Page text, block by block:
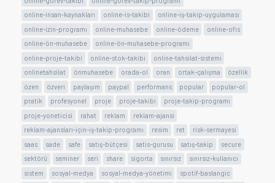
online-insan-kaynakları
online-is-takibi
online-iş-takip-uygulaması
online-izin-programı
online-muhasebe online-ödeme
online-ofis
online-ön-muhasebe
online-ön-muhasebe-programı
online-proje-takibi
online-stok-takibi
online-tahsilat-sistemi
onlinetahsilat
önmuhasebe orada-ol oran ortak-çalışma
özellik
özen
özveri paylaşım paypal performans popular
popular-ol
pratik
profesyonel proje proje-takibi
proje-takip-programı
proje-yoneticisi
rahat reklam
reklam-ajansi
reklam-ajansları-için-iş-takip-programı
resim ret
risk-sermayesi
saas
sade safe satış-bütçesi satis-gurusu satış-takip
secure
sektörü
seminer seri share sigorta sınırsız
sınırsız-kullanıcı
sistem
sosyal-medya sosyal-medya-yönetimi
spotif-baslangic